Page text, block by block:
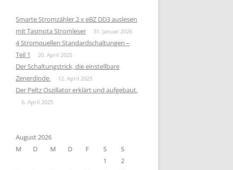
Smarte Stromzähler 2 x eBZ DD3 auslesen
mit Tasmota Stromleser
31. Januar 2026
4 Stromquellen Standardschaltungen –
Teil 1
20. April 2025
Der Schaltungstrick, die einstellbare
Zenerdiode.
12. April 2025
Der Peltz Oszillator erklärt und aufgebaut.
6. April 2025
August 2026
M
D M D F S
S
1
2